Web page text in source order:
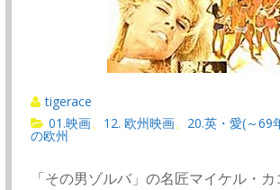
tigerace
01.映画
12. 欧州映画 20.英・愛(～69
の欧州
「その男ゾルバ」の名匠マイケル・